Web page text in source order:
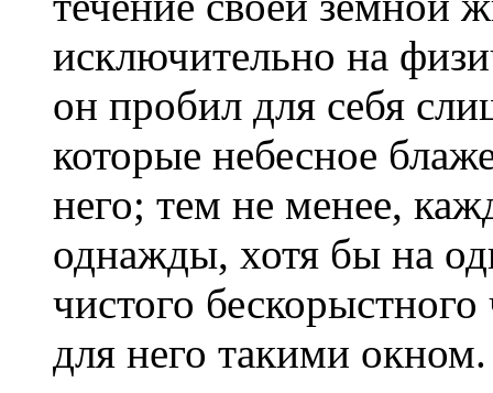
исключительно на
он пробил для себя
которые небесное
него; тем не менее,
однажды, хотя бы на
чистого
для него такими